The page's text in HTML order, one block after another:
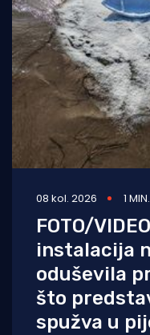
08 kol. 2026 1
FOTO/
instalacija
oduševila
što
spužva u